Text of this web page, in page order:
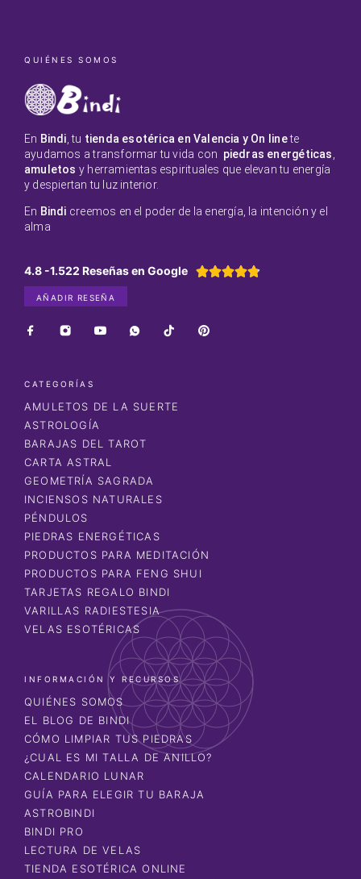
QUIÉNES SOMOS
En Bindi , tu tienda esotérica en Valencia y On linete
ayudamos a transformar tu vida con piedras energéticas
amuletos y herramientas espirituales que elevan tu energía
y despiertan tu luz interior.
En Bindi creemos en el poder de la energía, la intención y el
alma
4.8 -1.522 Reseñas en Google 
AÑADIR RESEÑA
CATEGORÍAS
AMULETOS DE LA SUERTE
ASTROLOGÍA
BARAJAS DEL TAROT
CARTA ASTRAL
GEOMETRÍA SAGRADA
INCIENSOS NATURALES
PÉNDULOS
PIEDRAS ENERGÉTICAS
PRODUCTOS PARA MEDITACIÓN
PRODUCTOS PARA FENG SHUI
TARJETAS REGALO BINDI
VARILLAS RADIESTESIA
VELAS ESOTÉRICAS
INFORMACIÓN Y RECURSOS
QUIÉNES SOMOS
EL BLOG DE BINDI
CÓMO LIMPIAR TUS PIEDRAS
¿CUAL ES MI TALLA DE ANILLO?
CALENDARIO LUNAR
GUÍA PARA ELEGIR TU BARAJA
ASTROBINDI
BINDI PRO
LECTURA DE VELAS
TIENDA ESOTÉRICA ONLINE